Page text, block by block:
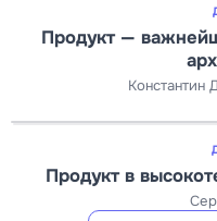
Продукт —
Константин
Продукт в